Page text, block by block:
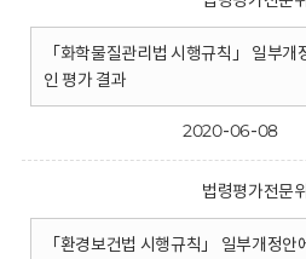
「화학물질관리법 시행규칙」 일부
인 평가 결과
2020-06-08
법령평가전문
「환경보건법 시행규칙」 일부개정